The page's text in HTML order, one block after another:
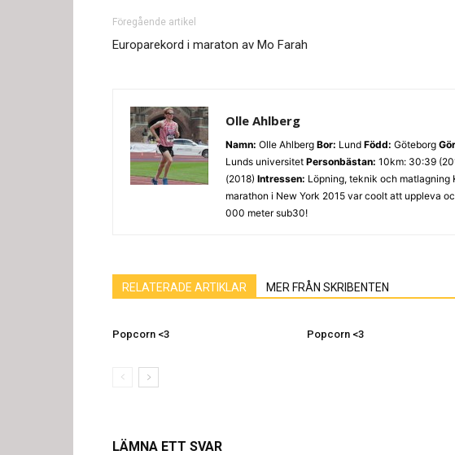
Föregående artikel
Europarekord i maraton av Mo Farah
Olle Ahlberg
Namn: Olle Ahlberg Bor: Lund Född: Göteborg
Lunds universitet Personbästan: 10km: 30:39
(2018) Intressen: Löpning, teknik och matlagning
marathon i New York 2015 var coolt att uppleva
000 meter sub30!
RELATERADE ARTIKLAR MER FRÅN SKRIBENTEN
Popcorn <3 Popcorn <3
LÄMNA ETT SVAR